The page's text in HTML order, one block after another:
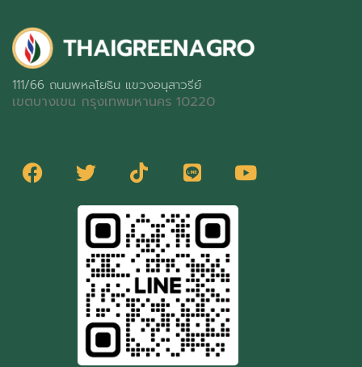
111/66 ถนนพหลโยธิน แขวงอนุสาวรีย์
เขตบางเขน กรุงเทพมหานคร 10220